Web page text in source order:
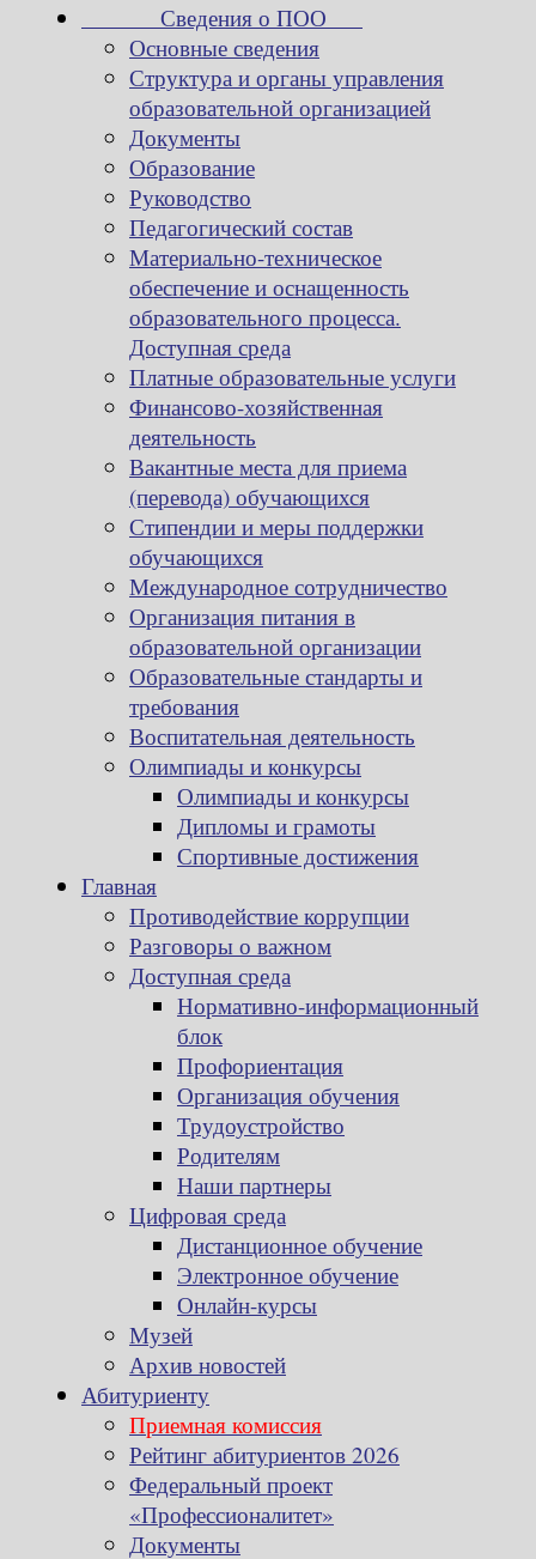
Сведения о ПОО
Основные сведения
Структура и органы управления
образовательной организацией
Документы
Образование
Руководство
Педагогический состав
Материально-техническое
обеспечение и оснащенность
образовательного процесса.
Доступная среда
Платные образовательные услуги
Финансово-хозяйственная
деятельность
Вакантные места для приема
(перевода) обучающихся
Стипендии и меры поддержки
обучающихся
Международное сотрудничество
Организация питания в
образовательной организации
Образовательные стандарты и
требования
Воспитательная деятельность
Олимпиады и конкурсы
Олимпиады и конкурсы
Дипломы и грамоты
Спортивные достижения
Главная
Противодействие коррупции
Разговоры о важном
Доступная среда
Нормативно-информационный
блок
Профориентация
Организация обучения
Трудоустройство
Родителям
Наши партнеры
Цифровая среда
Дистанционное обучение
Электронное обучение
Онлайн-курсы
Музей
Архив новостей
Абитуриенту
Приемная комиссия
Рейтинг абитуриентов 2026
Федеральный проект
«Профессионалитет»
Документы